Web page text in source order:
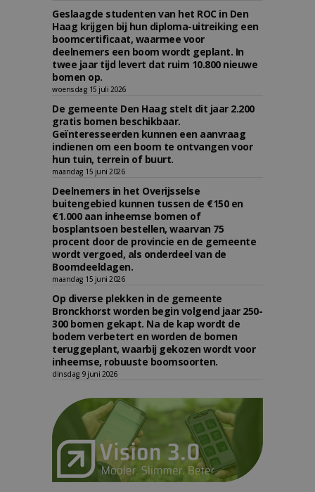
Geslaagde studenten van het ROC in Den
Haag krijgen bij hun diploma-uitreiking een
boomcertificaat, waarmee voor
deelnemers een boom wordt geplant. In
twee jaar tijd levert dat ruim 10.800 nieuwe
bomen op.
woensdag 15 juli 2026
De gemeente Den Haag stelt dit jaar 2.200
gratis bomen beschikbaar.
Geïnteresseerden kunnen een aanvraag
indienen om een boom te ontvangen voor
hun tuin, terrein of buurt.
maandag 15 juni 2026
Deelnemers in het Overijsselse
buitengebied kunnen tussen de €150 en
€1.000 aan inheemse bomen of
bosplantsoen bestellen, waarvan 75
procent door de provincie en de gemeente
wordt vergoed, als onderdeel van de
Boomdeeldagen.
maandag 15 juni 2026
Op diverse plekken in de gemeente
Bronckhorst worden begin volgend jaar 250-
300 bomen gekapt. Na de kap wordt de
bodem verbetert en worden de bomen
teruggeplant, waarbij gekozen wordt voor
inheemse, robuuste boomsoorten.
dinsdag 9 juni 2026